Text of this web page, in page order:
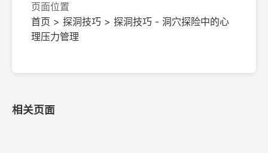
页面位置
首页 > 探洞技巧 > 探洞技巧 - 洞穴探险中的心
理压力管理
相关页面